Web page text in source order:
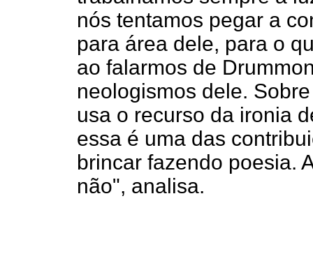
nós tentamos pegar a
para área dele, para o
ao falarmos de
neologismos dele.
usa o recurso da ironia
essa é uma das
brincar fazendo poesia.
não", analisa.